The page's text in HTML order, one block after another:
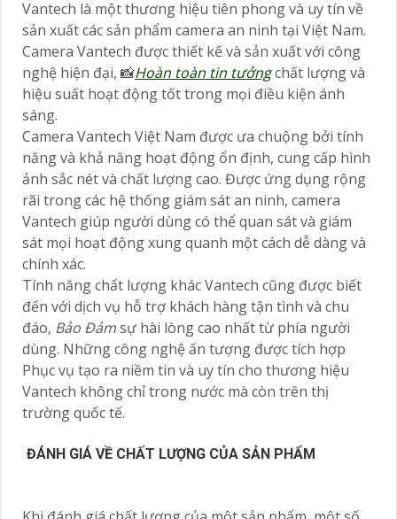
Vantech là một thương hiệu tiên phong và uy tín về
sản xuất các sản phẩm camera an ninh tại Việt Nam.
Camera Vantech được thiết kế và sản xuất với công
nghệ hiện đại, 📸Hoàn toàn tin tưởngchất lượng và
hiệu suất hoạt động tốt trong mọi điều kiện ánh
sáng.
Camera Vantech Việt Nam được ưa chuộng bởi tính
năng và khả năng hoạt động ổn định, cung cấp hình
ảnh sắc nét và chất lượng cao. Được ứng dụng rộng
rãi trong các hệ thống giám sát an ninh, camera
Vantech giúp người dùng có thể quan sát và giám
sát mọi hoạt động xung quanh một cách dễ dàng và
chính xác.
Tính năng chất lượng khác Vantech cũng được biết
đến với dịch vụ hỗ trợ khách hàng tận tình và chu
đáo, Bảo Đảmsự hài lòng cao nhất từ phía người
dùng. Những công nghệ ấn tượng được tích hợp
Phục vụ tạo ra niềm tin và uy tín cho thương hiệu
Vantech không chỉ trong nước mà còn trên thị
trường quốc tế.
ĐÁNH GIÁ VỀ CHẤT LƯỢNG CỦA SẢN PHẨM